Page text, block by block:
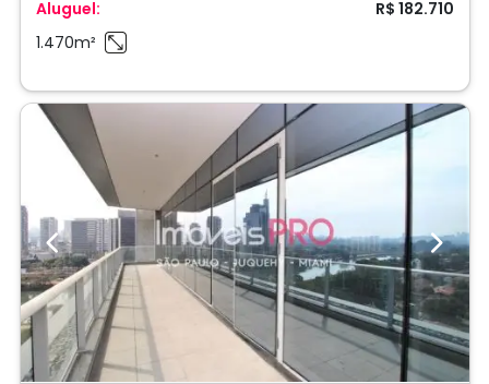
Aluguel:
R$ 182.710
1.470m²
Previous Next